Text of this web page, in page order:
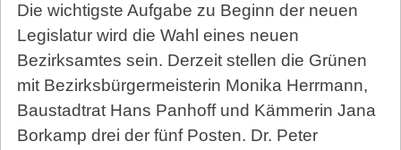
Die wichtigste Aufgabe zu Beginn der neuen
Legislatur wird die Wahl eines neuen
Bezirksamtes sein. Derzeit stellen die Grünen
mit Bezirksbürgermeisterin Monika Herrmann,
Baustadtrat Hans Panhoff und Kämmerin Jana
Borkamp drei der fünf Posten. Dr. Peter